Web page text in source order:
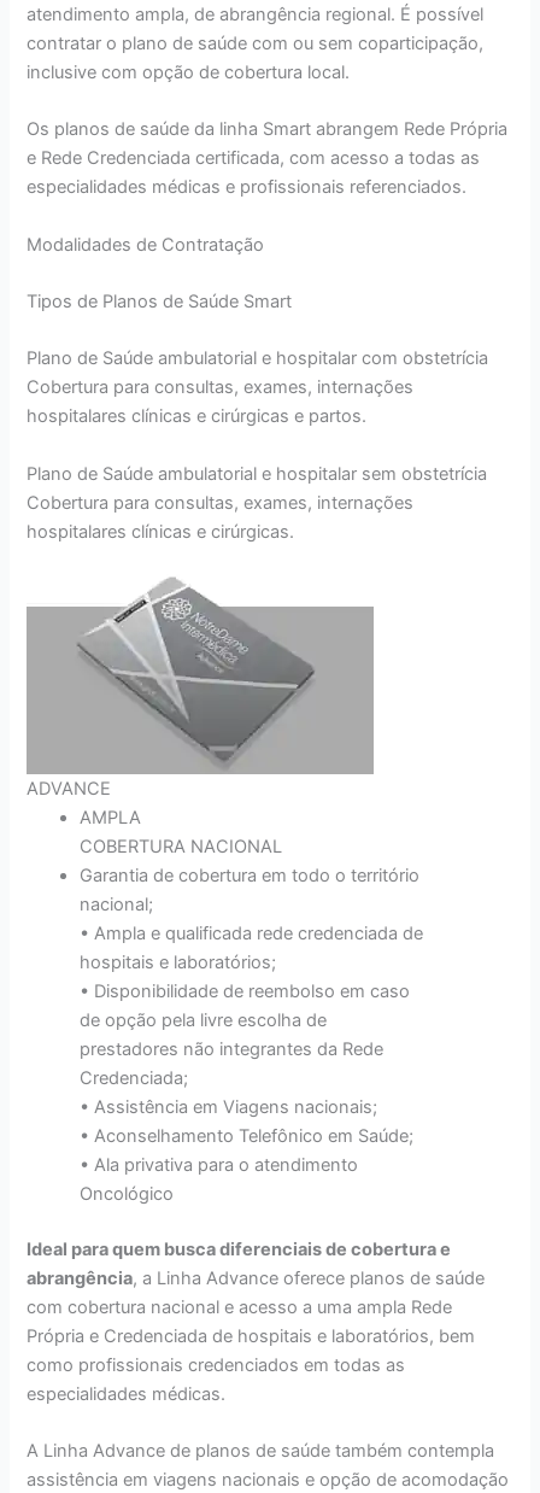
atendimento ampla, de abrangência regional. É possível
contratar o plano de saúde com ou sem coparticipação,
inclusive com opção de cobertura local.
Os planos de saúde da linha Smart abrangem Rede Própria
e Rede Credenciada certificada, com acesso a todas as
especialidades médicas e profissionais referenciados.
Modalidades de Contratação
Tipos de Planos de Saúde Smart
Plano de Saúde ambulatorial e hospitalar com obstetrícia
Cobertura para consultas, exames, internações
hospitalares clínicas e cirúrgicas e partos.
Plano de Saúde ambulatorial e hospitalar sem obstetrícia
Cobertura para consultas, exames, internações
hospitalares clínicas e cirúrgicas.
ADVANCE
AMPLA
COBERTURA NACIONAL
Garantia de cobertura em todo o território
nacional;
• Ampla e qualificada rede credenciada de
hospitais e laboratórios;
• Disponibilidade de reembolso em caso
de opção pela livre escolha de
prestadores não integrantes da Rede
Credenciada;
• Assistência em Viagens nacionais;
• Aconselhamento Telefônico em Saúde;
• Ala privativa para o atendimento
Oncológico
Ideal para quem busca diferenciais de cobertura e
abrangência, a Linha Advance oferece planos de saúde
com cobertura nacional e acesso a uma ampla Rede
Própria e Credenciada de hospitais e laboratórios, bem
como profissionais credenciados em todas as
especialidades médicas.
A Linha Advance de planos de saúde também contempla
assistência em viagens nacionais e opção de acomodação